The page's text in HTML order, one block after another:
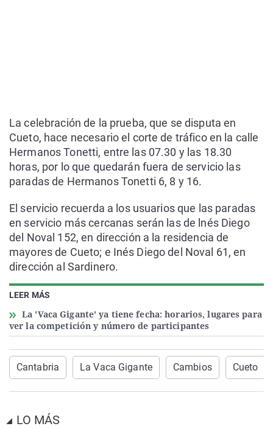
LEER MÁS
La 'Vaca Gigante' ya tiene fecha: horarios, lugares para
ver la competición y número de participantes
La celebración de la prueba, que se disputa en
Cueto, hace necesario el corte de tráfico en la calle
Hermanos Tonetti, entre las 07.30 y las 18.30
horas, por lo que quedarán fuera de servicio las
paradas de Hermanos Tonetti 6, 8 y 16.
El servicio recuerda a los usuarios que las paradas
en servicio más cercanas serán las de lnés Diego
del Noval 152, en dirección a la residencia de
mayores de Cueto; e Inés Diego del Noval 61, en
dirección al Sardinero.
Cantabria La Vaca Gigante Cambios Cueto
LO MÁS